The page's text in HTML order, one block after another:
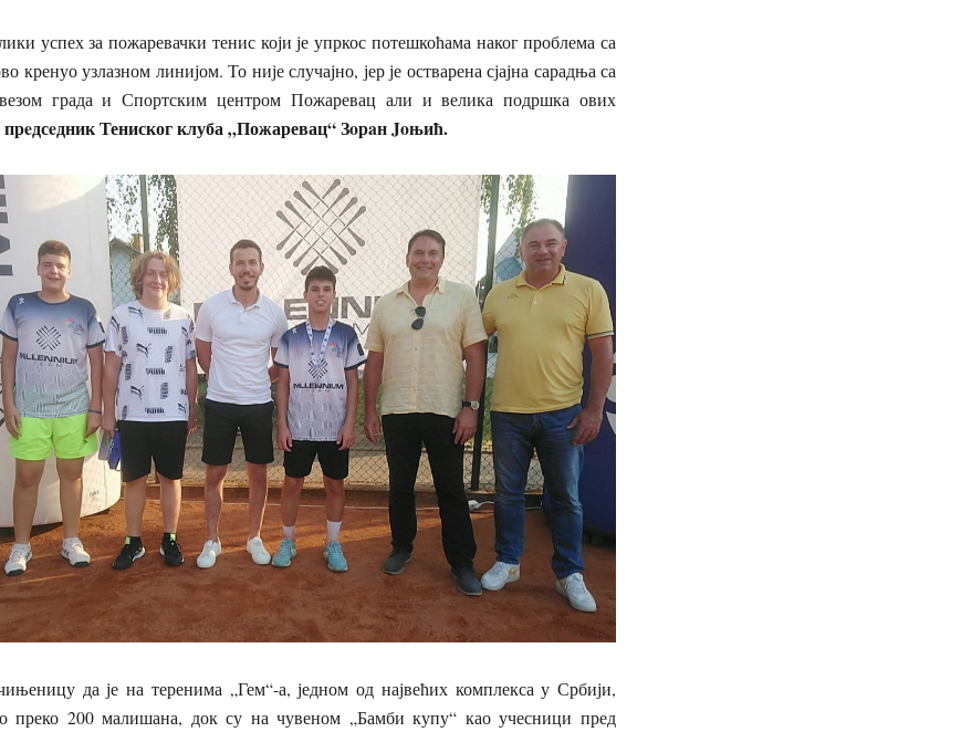
успех за пожаревачки тенис који је упркос потешкоћама наког проблема са
кренуо узлазном линијом. То није случајно, јер је остварена сјајна сарадња са
града и Спортским центром Пожаревац али и велика подршка ових
прeдсeдникТениског клуба „Пожаревац“Зoрaн Joњић.
да је на теренима „Гем“-а, једном од највећих комплекса у Србији,
преко 200 малишана, док су на чувеном „Бамби купу“ као учесници пред